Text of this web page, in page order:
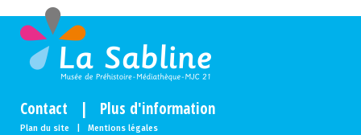
Contact | Plus d'information
Plan du site Mentions légales